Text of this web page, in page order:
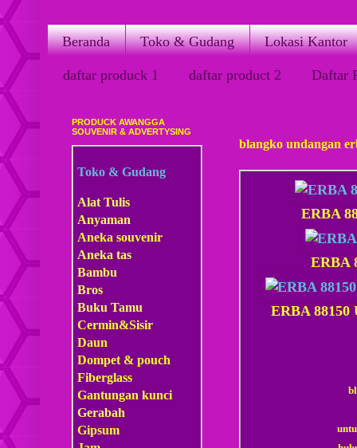
Beranda Toko & Gudang Lokasi Kantor
daftar produck 1 daftar product 2 Daftar
blangko undangan
ERBA
ERBA
ERBA 88150
PRODUCK AWANGGA
SOUVENIR & ADVERTYSING
Toko & Gudang
Alat Tulis
Anyaman
Aneka souvenir
Aneka tas
Bambu
Bros
Buku Tamu
Cermin&Sisir
Daun
Dompet & pouch
Fiberglass
Gantungan kunci
Gerabah
Gipsum